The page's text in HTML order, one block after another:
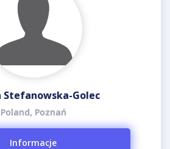
Stefanowska-Golec
Poland, Poznań
Informacje